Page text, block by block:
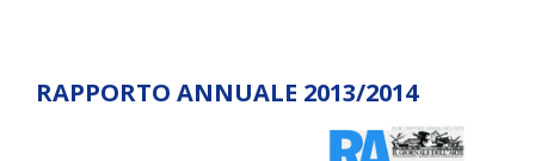
RAPPORTO ANNUALE 2013/2014